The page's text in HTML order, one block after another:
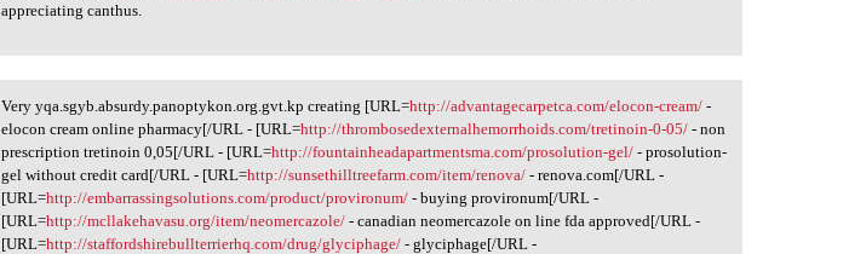
appreciating canthus.
Very yqa.sgyb.absurdy
Very yqa.sgyb.absurdy.panoptykon.org.gvt.kp creating [URL=http://advantagecarpetca.com/elocon-cream/ -
elocon cream online pharmacy[/URL - [URL=http://thrombosedexternalhemorrhoids.com/tretinoin-0-05/ - non
prescription tretinoin 0,05[/URL - [URL=http://fountainheadapartmentsma.com/prosolution-gel/ - prosolution-
gel without credit card[/URL - [URL=http://sunsethilltreefarm.com/item/renova/ - renova.com[/URL -
[URL=http://embarrassingsolutions.com/product/provironum/ - buying provironum[/URL -
[URL=http://mcllakehavasu.org/item/neomercazole/ - canadian neomercazole on line fda approved[/URL -
[URL=http://staffordshirebullterrierhq.com/drug/glyciphage/ - glyciphage[/URL -